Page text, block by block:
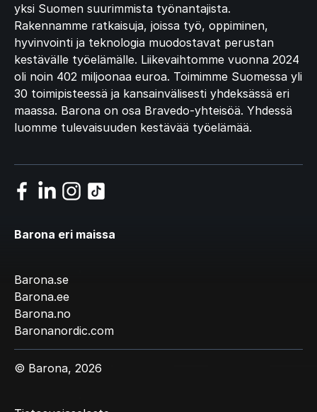
yksi Suomen suurimmista työnantajista.
Rakennamme ratkaisuja, joissa työ, oppiminen,
hyvinvointi ja teknologia muodostavat perustan
kestävälle työelämälle. Liikevaihtomme vuonna 2024
oli noin 402 miljoonaa euroa. Toimimme Suomessa yli
30 toimipisteessä ja kansainvälisesti yhdeksässä eri
maassa. Barona on osa Bravedo-yhteisöä. Yhdessä
luomme tulevaisuuden kestävää työelämää.
Barona eri maissa
Barona.se
Barona.ee
Barona.no
Baronanordic.com
© Barona, 2026